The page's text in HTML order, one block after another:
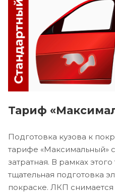
Тариф
Подготовка кузова к
тарифе «Максимальный»
затратная. В рамках
тщательная подготовка
покраске. ЛКП снимается